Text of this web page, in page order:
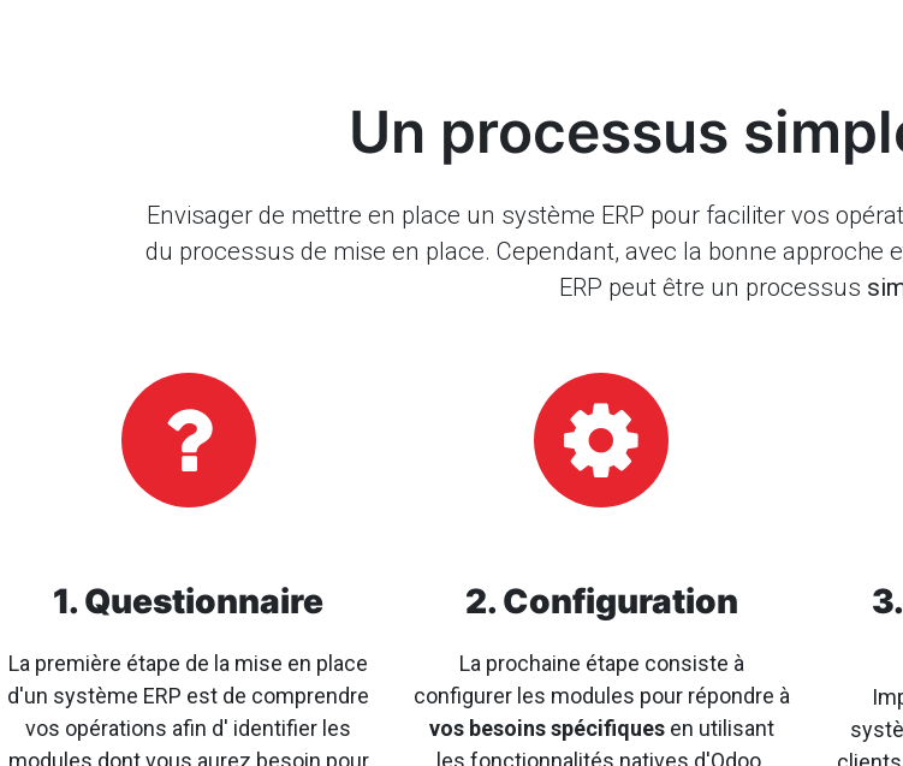
Un processus
Envisager de mettre en place un système ERP pour faciliter vos
du processus de mise en place. Cependant, avec la bonne
ERP peut être un processus
1. Questionnaire
La première étape de la mise en place
d'un système ERP est de comprendre
vos opérations afin d' identifier les
modules dont vous aurez besoin pour
2. Configuration
La prochaine étape consiste à
configurer les modules pour répondre à
vos besoins spécifiquesen utilisant
les fonctionnalités natives d'Odoo.